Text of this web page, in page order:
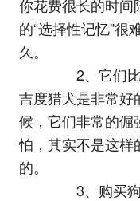
你花费很长的时间
的“选择性记忆”很
久。
2、它们比
吉度猎犬是非常好
候，它们非常的倔
怕，其实不是这样
的。
3、购买狗